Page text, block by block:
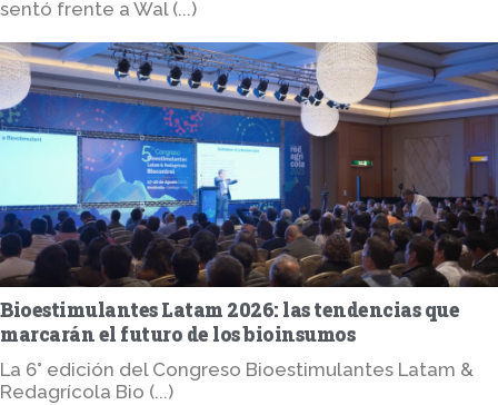
sentó frente a Wal (...)
Bioestimulantes Latam 2026: las tendencias que
marcarán el futuro de los bioinsumos
La 6° edición del Congreso Bioestimulantes Latam &
Redagrícola Bio (...)